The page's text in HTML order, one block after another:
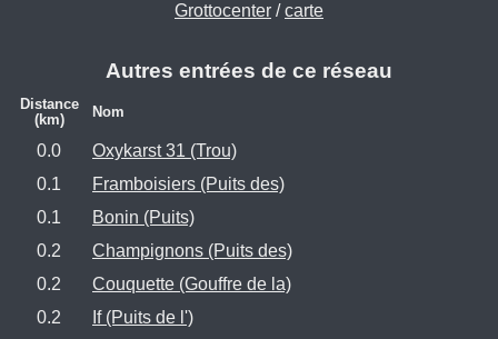
Grottocenter /carte
Autres entrées de ce réseau
Distance
(km)
Nom
0.0
Oxykarst 31 (Trou)
0.1
Framboisiers (Puits des)
0.1
Bonin (Puits)
0.2
Champignons (Puits des)
0.2
Couquette (Gouffre de la)
0.2
If (Puits de l')